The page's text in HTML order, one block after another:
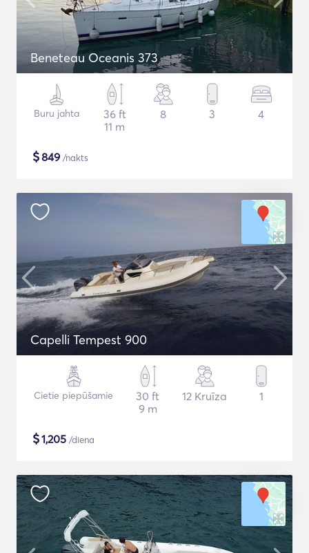
Beneteau Oceanis 373
Buru jahta
36 ft
11 m
8 3 4
$849 /nakts
Capelli Tempest 900
Cietie piepūšamie
30 ft
9 m
12 Kruīza 1
$1,205 /diena